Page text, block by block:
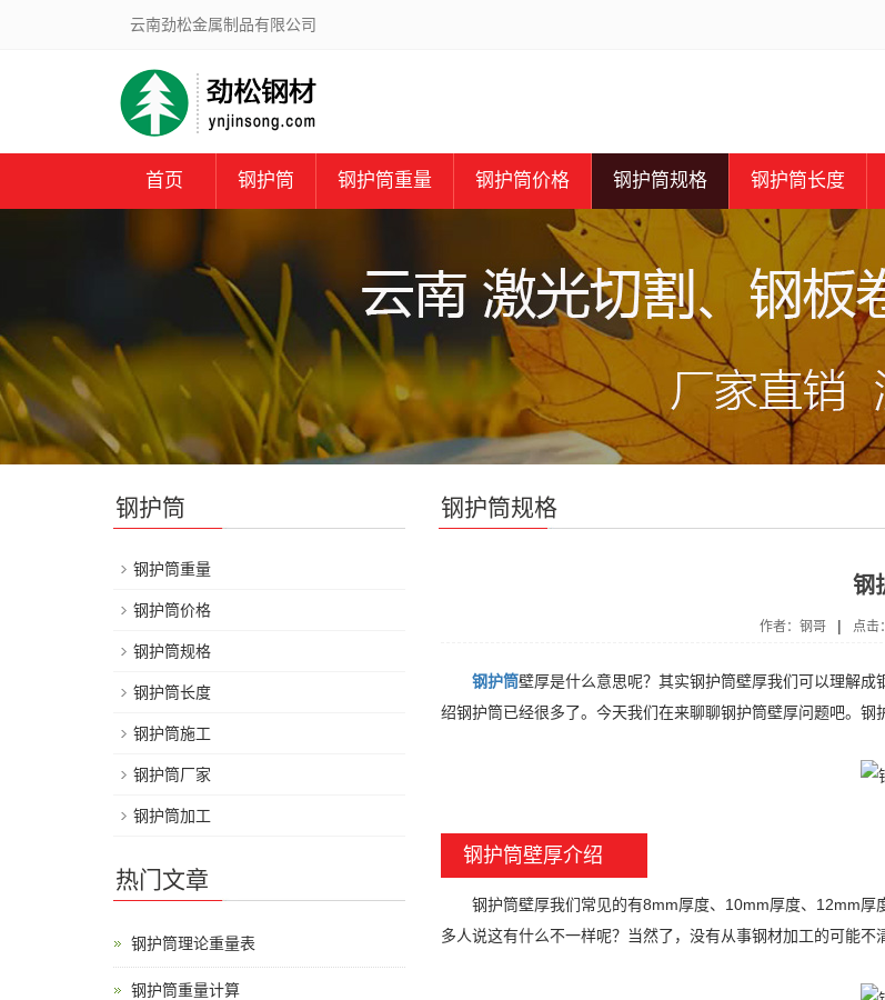
云南劲松金属制品有限公司
首页 钢护筒 钢护筒重量 钢护筒价格 钢护筒规格 钢护筒长度
钢护筒规格
钢
作者：钢哥 | 点击：
钢护筒壁厚是什么意思呢？其实钢护筒壁厚我们可以理解
绍钢护筒已经很多了。今天我们在来聊聊钢护筒壁厚问题吧。钢
钢护筒壁厚介绍
钢护筒壁厚我们常见的有8mm厚度、10mm厚度、12mm厚
多人说这有什么不一样呢？当然了，没有从事钢材加工的可能不
钢护筒
钢护筒重量
钢护筒价格
钢护筒规格
钢护筒长度
钢护筒施工
钢护筒厂家
钢护筒加工
热门文章
钢护筒理论重量表
钢护筒重量计算